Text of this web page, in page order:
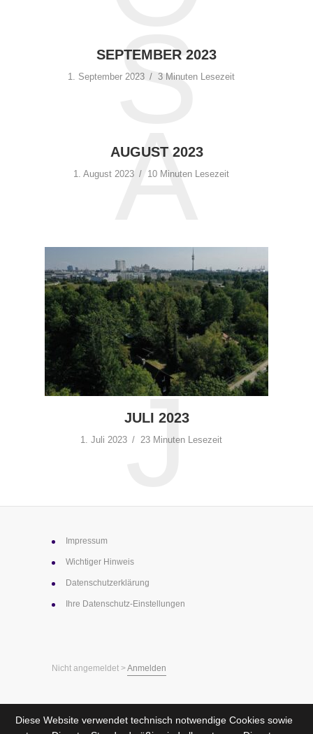
1 Minuten Lesezeit in Kapitel Chronologie 2023
N
SEPTEMBER 2023
1. September 2023 3 Minuten Lesezeit
S
AUGUST 2023
1. August 2023 10 Minuten Lesezeit
A
JULI 2023
1. Juli 2023 23 Minuten Lesezeit
J
Impressum
Wichtiger Hinweis
Datenschutz­erklärung
Ihre Datenschutz-Einstellungen
Nicht angemeldet >Anmelden
Diese Website verwendet technisch notwendige Cookies sowie